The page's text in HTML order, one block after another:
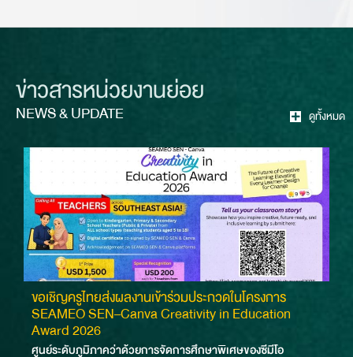
ดูทั้งหมด
ข่าวสารหน่วยงานย่อย
NEWS & UPDATE
ขอเชิญครูไทยส่งผลงานเข้าร่วมประกวดในโครงการ
SEAMEO SEN–Canva Creativity in Education
Award 2026
ศูนย์ระดับภูมิภาคว่าด้วยการจัดการศึกษาพิเศษของซีมีโอ